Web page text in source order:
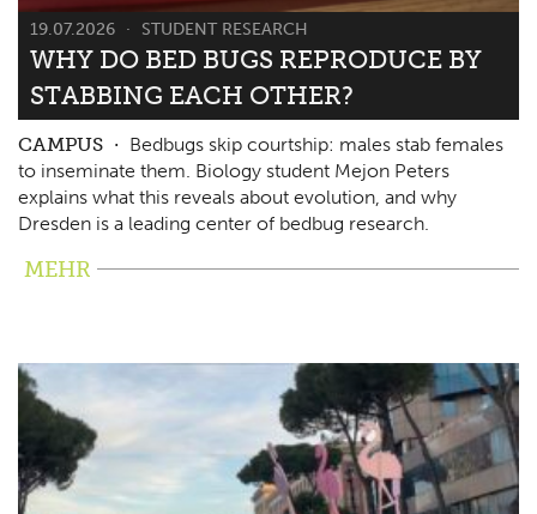
19.07.2026 STUDENT RESEARCH
WHY DO BED BUGS REPRODUCE BY
STABBING EACH OTHER?
CAMPUS
Bedbugs skip courtship: males stab females
to inseminate them. Biology student Mejon Peters
explains what this reveals about evolution, and why
Dresden is a leading center of bedbug research.
MEHR